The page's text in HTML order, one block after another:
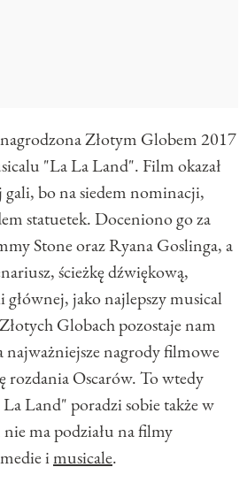
nagrodzona Złotym Globem 2017
"La La Land". Film okazał
bo na siedem nominacji,
statuetek. Doceniono go za
Stone oraz Ryana Goslinga, a
ścieżkę dźwiękową,
głównej, jako najlepszy musical
Globach pozostaje nam
najważniejsze nagrody filmowe
rozdania Oscarów. To wtedy
Land" poradzi sobie także w
ma podziału na filmy
imusicale.